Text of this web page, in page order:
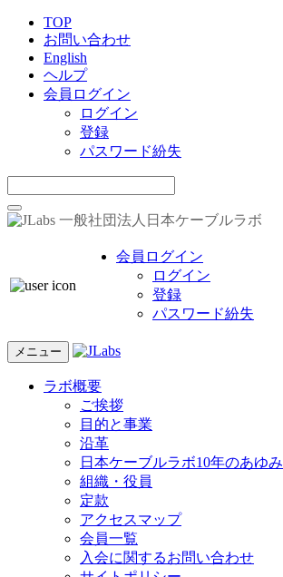
TOP
お問い合わせ
English
ヘルプ
会員ログイン
ログイン
登録
パスワード紛失
一般社団法人日本ケーブルラボ
会員ログイン
ログイン
登録
パスワード紛失
メニュー
ラボ概要
ご挨拶
目的と事業
沿革
日本ケーブルラボ10年のあゆみ
組織・役員
定款
アクセスマップ
会員一覧
入会に関するお問い合わせ